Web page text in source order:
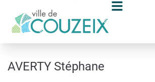
AVERTY Stéphane